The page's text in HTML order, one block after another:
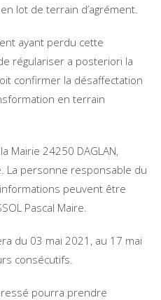
lot de terrain d’agrément.
ayant perdu cette
régulariser a posteriori la
confirmer la désaffectation
en terrain
Mairie 24250 DAGLAN,
La personne responsable du
peuvent être
Pascal Maire.
du 03 mai 2021, au 17 mai
consécutifs.
pourra prendre